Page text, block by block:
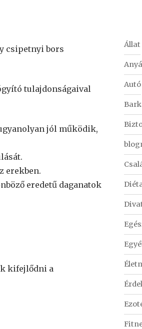
csipetnyi bors
tulajdonságaival
jól működik,
erekben.
eredetű daganatok
kifejlődni a
Állat
Autó